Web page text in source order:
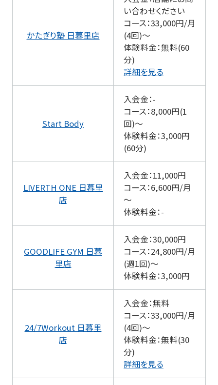
かたぎり塾 日暮里店
い合わせください
コース：33,000円/月
(4回)～
体験料金：無料(60
分)
詳細を見る
Start Body
入会金：-
コース：8,000円(1
回)～
体験料金：3,000円
(60分)
LIVERTH ONE 日暮里
店
入会金：11,000円
コース：6,600円/月
～
体験料金：-
GOODLIFE GYM 日暮
里店
入会金：30,000円
コース：24,800円/月
(週1回)～
体験料金：3,000円
24/7Workout 日暮里
店
入会金：無料
コース：33,000円/月
(4回)～
体験料金：無料(30
分)
詳細を見る